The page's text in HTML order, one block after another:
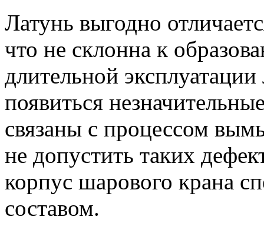
Латунь выгодно
что не склонна к
длительной
появиться
связаны с процессом
не допустить таких
корпус шарового крана
составом.